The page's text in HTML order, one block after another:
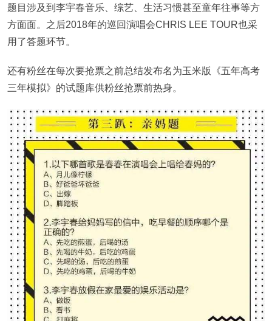
题目涉及到李宇春音乐、综艺、生活习惯甚至童年往事等方
方面面。之后2018年的巡回演唱会CHRIS LEE TOUR也采
用了答题环节。
还有粉丝在每次要抢票之前总结发布名为玉米版《五年高考
三年模拟》的试题库供粉丝抢票前热身。